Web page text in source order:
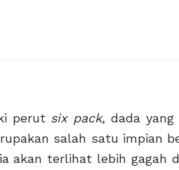
perut six pack, dada
salah satu impian
akan terlihat lebih gagah